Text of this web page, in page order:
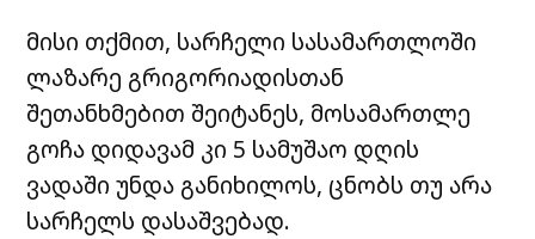
მისი თქმით, სარჩელი სასამართლოში
ლაზარე გრიგორიადისთან
შეთანხმებით შეიტანეს, მოსამართლე
გოჩა დიდავამ კი 5 სამუშაო დღის
ვადაში უნდა განიხილოს, ცნობს თუ არა
სარჩელს დასაშვებად.